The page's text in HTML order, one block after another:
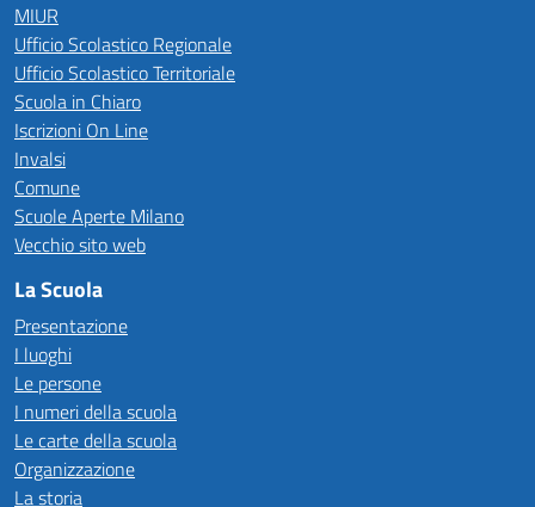
MIUR
Ufficio Scolastico Regionale
Ufficio Scolastico Territoriale
Scuola in Chiaro
Iscrizioni On Line
Invalsi
Comune
Scuole Aperte Milano
Vecchio sito web
La Scuola
Presentazione
I luoghi
Le persone
I numeri della scuola
Le carte della scuola
Organizzazione
La storia